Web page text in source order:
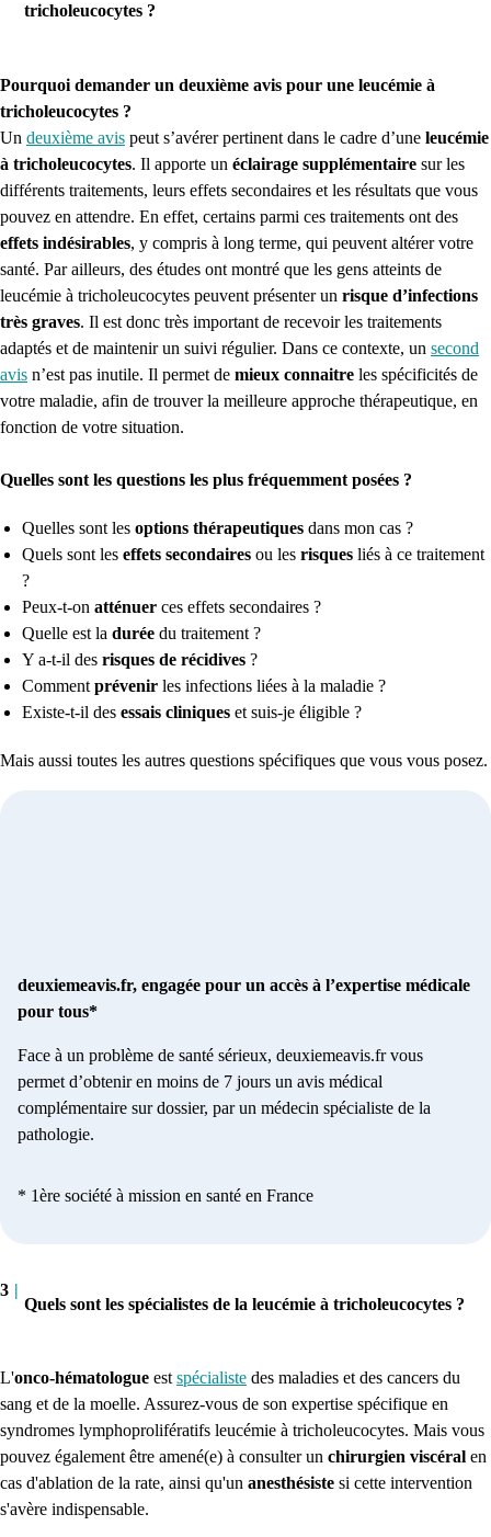
tricholeucocytes ?
Pourquoi demander un deuxième avis pour une leucémie à
tricholeucocytes ?
Un deuxième avis peut s’avérer pertinent dans le cadre d’une leucémie
à tricholeucocytes. Il apporte un éclairage supplémentaire sur les
différents traitements, leurs effets secondaires et les résultats que vous
pouvez en attendre. En effet, certains parmi ces traitements ont des
effets indésirables, y compris à long terme, qui peuvent altérer votre
santé. Par ailleurs, des études ont montré que les gens atteints de
leucémie à tricholeucocytes peuvent présenter un risque d’infections
très graves. Il est donc très important de recevoir les traitements
adaptés et de maintenir un suivi régulier. Dans ce contexte, un second
avis n’est pas inutile. Il permet de mieux connaitre les spécificités de
votre maladie, afin de trouver la meilleure approche thérapeutique, en
fonction de votre situation.
Quelles sont les questions les plus fréquemment posées ?
Quelles sont les options thérapeutiques dans mon cas ?
Quels sont les effets secondaires ou les risques liés à ce traitement
?
Peux-t-on atténuer ces effets secondaires ?
Quelle est la durée du traitement ?
Y a-t-il des risques de récidives ?
Comment prévenir les infections liées à la maladie ?
Existe-t-il des essais cliniques et suis-je éligible ?
Mais aussi toutes les autres questions spécifiques que vous vous posez.
deuxiemeavis.fr, engagée pour un accès à l’expertise médicale
pour tous*
Face à un problème de santé sérieux, deuxiemeavis.fr vous
permet d’obtenir en moins de 7 jours un avis médical
complémentaire sur dossier, par un médecin spécialiste de la
pathologie.
* 1ère société à mission en santé en France
3 |
Quels sont les spécialistes de la leucémie à tricholeucocytes ?
L'onco-hématologue est spécialiste des maladies et des cancers du
sang et de la moelle. Assurez-vous de son expertise spécifique en
syndromes lymphoprolifératifs leucémie à tricholeucocytes. Mais vous
pouvez également être amené(e) à consulter un chirurgien viscéral en
cas d'ablation de la rate, ainsi qu'un anesthésiste si cette intervention
s'avère indispensable.